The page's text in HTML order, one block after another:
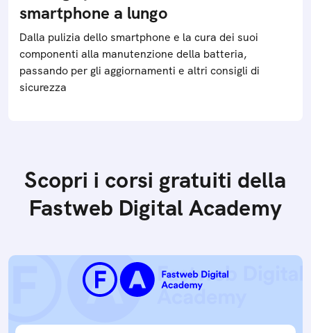
smartphone a lungo
Dalla pulizia dello smartphone e la cura dei suoi
componenti alla manutenzione della batteria,
passando per gli aggiornamenti e altri consigli di
sicurezza
Scopri i corsi gratuiti della
Fastweb Digital Academy